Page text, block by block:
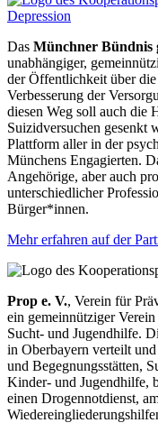
Das Münchner Bündnis
unabhängiger,
der Öffentlichkeit über
Verbesserung der
diesen Weg soll auch die
Suizidversuchen gesenkt
Plattform aller in der
Münchens Engagierten.
Angehörige, aber auch
unterschiedlicher
Bürger*innen.
Mehr erfahren auf der
Prop e. V., Verein für
ein gemeinnütziger
Sucht- und Jugendhilfe.
in Oberbayern verteilt
und Begegnungsstätten,
Kinder- und Jugendhilfe,
einen Drogennotdienst,